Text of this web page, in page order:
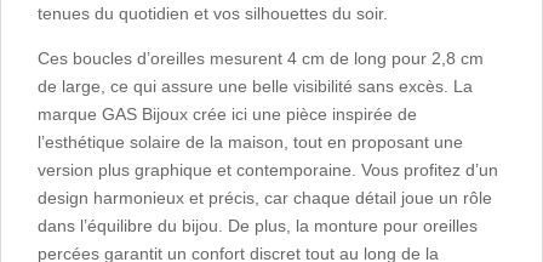
tenues du quotidien et vos silhouettes du soir.
Ces boucles d’oreilles mesurent 4 cm de long pour 2,8 cm
de large, ce qui assure une belle visibilité sans excès. La
marque GAS Bijoux crée ici une pièce inspirée de
l’esthétique solaire de la maison, tout en proposant une
version plus graphique et contemporaine. Vous profitez d’un
design harmonieux et précis, car chaque détail joue un rôle
dans l’équilibre du bijou. De plus, la monture pour oreilles
percées garantit un confort discret tout au long de la